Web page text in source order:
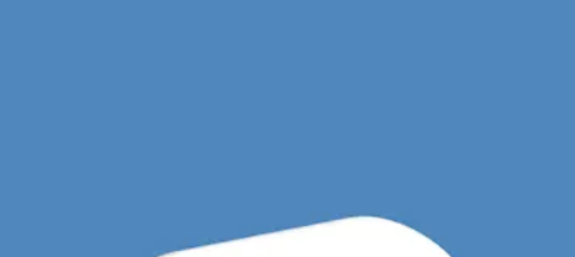
przejście na stronę. Większość lokalnych firm